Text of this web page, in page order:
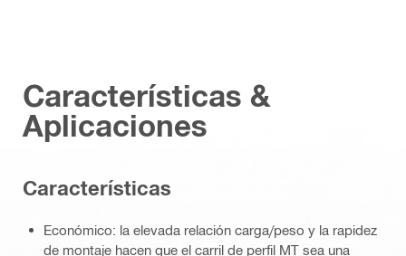
Características &
Aplicaciones
Características
Económico: la elevada relación carga/peso y la rapidez
de montaje hacen que el carril de perfil MT sea una